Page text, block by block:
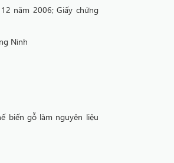
năm 2006; Giấy chứng
Ninh
biến gỗ làm nguyên liệu